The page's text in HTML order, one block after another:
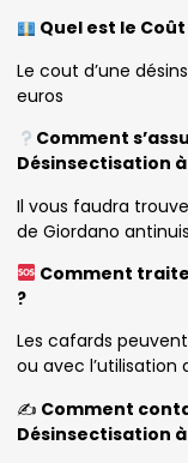
Quel est le
Le cout d’une
euros
Comment
Désinsectisation
Il vous faudra
de Giordano
Comment
?
Les cafards
ou avec
✍️ Comment
Désinsectisation